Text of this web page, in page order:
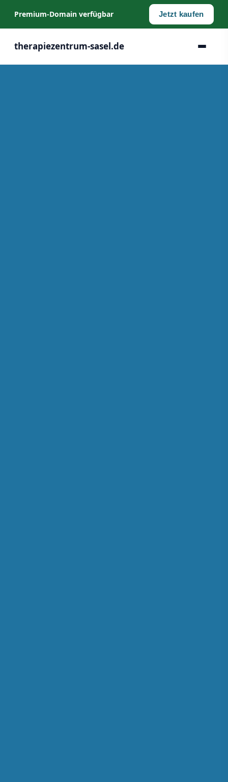
Premium‑Domain verfügbar Jetzt kaufen
therapiezentrum-sasel.de